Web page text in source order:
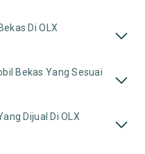
Di OLX
Bekas Yang Sesuai
Dijual Di OLX